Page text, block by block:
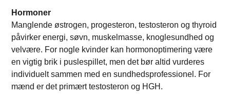
Hormoner
Manglende østrogen, progesteron, testosteron og thyroid
påvirker energi, søvn, muskelmasse, knoglesundhed og
velvære. For nogle kvinder kan hormonoptimering være
en vigtig brik i puslespillet, men det bør altid vurderes
individuelt sammen med en sundhedsprofessionel. For
mænd er det primært testosteron og HGH.